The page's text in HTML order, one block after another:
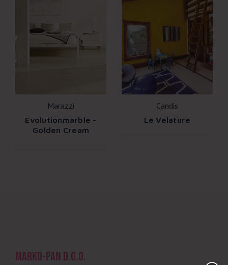
Marazzi
Evolutionmarble -
Golden Cream
Candis
Le Velature
MARKO-PAN d.o.o.